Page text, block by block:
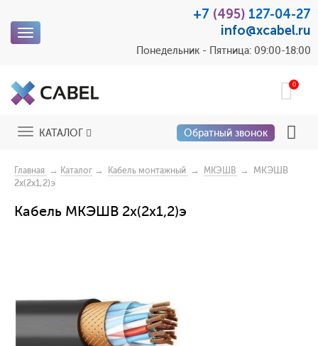
Toggle
+7 (495) 127-04-27
info@xcabel.ru
Понедельник - Пятница: 09:00-18:00
0
ToggleКАТАЛОГ Обратный звонок
Главная → Каталог → Кабель монтажный → МКЭШВ → МКЭШВ
2x(2x1,2)э
Кабель МКЭШВ 2x(2x1,2)э